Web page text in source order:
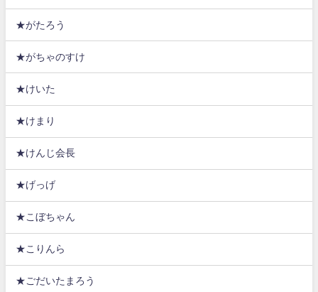
★がたろう
★がちゃのすけ
★けいた
★けまり
★けんじ会長
★げっげ
★こぼちゃん
★こりんら
★ごだいたまろう